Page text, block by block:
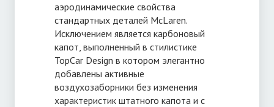
аэродинамические свойства
стандартных деталей McLaren.
Исключением является карбоновый
капот, выполненный в стилистике
TopCar Design в котором элегантно
добавлены активные
воздухозаборники без изменения
характеристик штатного капота и с